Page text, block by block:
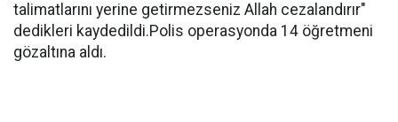
talimatlarını yerine getirmezseniz Allah cezalandırır"
dedikleri kaydedildi.Polis operasyonda 14 öğretmeni
gözaltına aldı.